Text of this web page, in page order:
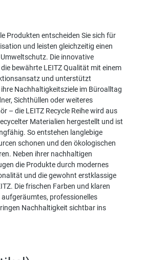
Produkten entscheiden Sie sich für
und leisten gleichzeitig einen
Die innovative
bewährte LEITZ Qualität mit einem
und unterstützt
Nachhaltigkeitsziele im Büroalltag
Sichthüllen oder weiteres
– die LEITZ Recycle Reihe wird aus
Materialien hergestellt und ist
So entstehen langlebige
schonen und den ökologischen
Neben ihrer nachhaltigen
die Produkte durch modernes
und die gewohnt erstklassige
Die frischen Farben und klaren
professionelles
Nachhaltigkeit sichtbar ins